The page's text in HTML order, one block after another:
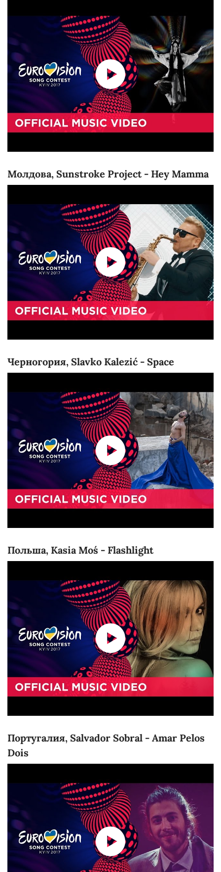
Молдова, Sunstroke Project - Hey Mamma
Черногория, Slavko Kalezić - Space
Польша, Kasia Moś - Flashlight
Португалия, Salvador Sobral - Amar Pelos
Dois